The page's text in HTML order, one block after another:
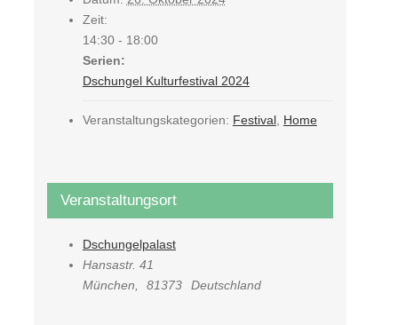
Zeit:
14:30 - 18:00
Serien:
Dschungel Kulturfestival 2024
Veranstaltungskategorien: Festival, Home
Veranstaltungsort
Dschungelpalast
Hansastr. 41
München
81373 Deutschland